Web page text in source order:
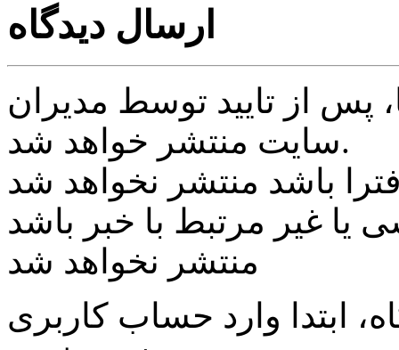
ارسال دیدگاه
از تایید توسط مدیران
سایت منتشر خواهد شد.
یا غیر مرتبط با خبر باشد
منتشر نخواهد شد
ابتدا وارد حساب كاربری